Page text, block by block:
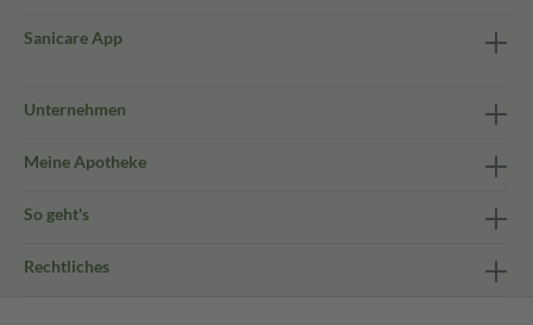
Sanicare App
Unternehmen
Meine Apotheke
So geht's
Rechtliches